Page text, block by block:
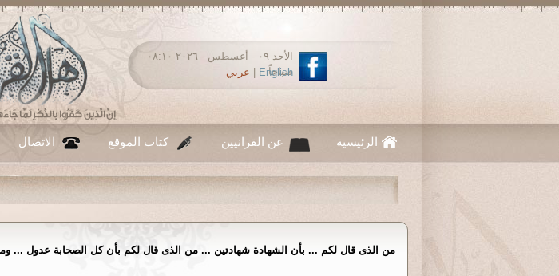
الأحد ٠٩ - أغسطس - ٢٠٢٦ ٠٨:١٠
صباحاً
English عربي
الرئيسية عن القرانيين كتاب الموقع الاتصال
من الذى قال لكم ... بأن الشهادة شهادتين ... من الذى قال لكم بأن كل الصحابة عدول ...